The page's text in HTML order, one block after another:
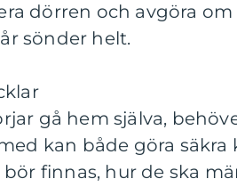
dörren och avgöra
sönder helt.
gå hem själva,
kan både göra säkra
finnas, hur de ska